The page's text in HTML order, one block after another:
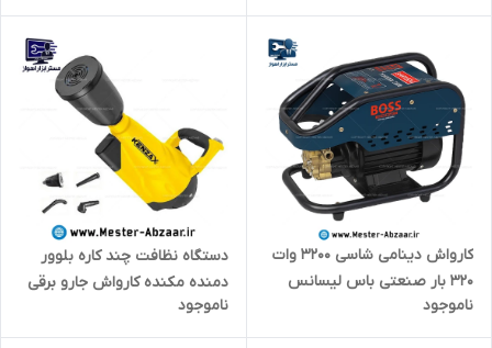
کارواش دینامی شاسی 3200 وات
320 بار صنعتی باس لیسانس
آلمان مدل BS-300S BOSS
ناموجود
دستگاه نظافت چند کاره بلوور
دمنده مکنده کارواش جارو برقی
کف پاش پنج کاره کنزاکس با
گارانتی مدل KENZAX KPC-11700
ناموجود